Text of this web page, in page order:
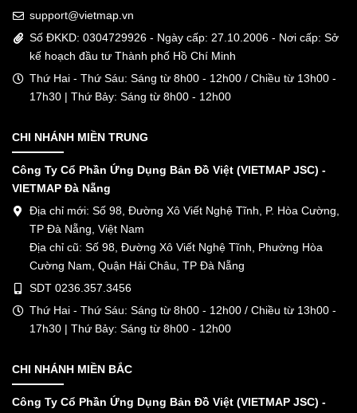
support@vietmap.vn
Số ĐKKD: 0304729926 - Ngày cấp: 27.10.2006 - Nơi cấp: Sở
kế hoạch đầu tư Thành phố Hồ Chí Minh
Thứ Hai - Thứ Sáu: Sáng từ 8h00 - 12h00 / Chiều từ 13h00 -
17h30 | Thứ Bảy: Sáng từ 8h00 - 12h00
CHI NHÁNH MIỀN TRUNG
Công Ty Cổ Phần Ứng Dụng Bản Đồ Việt (VIETMAP JSC) -
VIETMAP Đà Nẵng
Địa chỉ mới: Số 98, Đường Xô Viết Nghệ Tĩnh, P. Hòa Cường,
TP Đà Nẵng, Việt Nam
Địa chỉ cũ: Số 98, Đường Xô Viết Nghệ Tĩnh, Phường Hòa
Cường Nam, Quận Hải Châu, TP Đà Nẵng
SDT 0236.357.3456
Thứ Hai - Thứ Sáu: Sáng từ 8h00 - 12h00 / Chiều từ 13h00 -
17h30 | Thứ Bảy: Sáng từ 8h00 - 12h00
CHI NHÁNH MIỀN BẮC
Công Ty Cổ Phần Ứng Dụng Bản Đồ Việt (VIETMAP JSC) -